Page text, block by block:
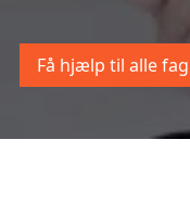
Få hjælp til alle